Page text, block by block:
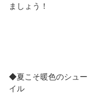
ましょう！
◆夏こそ暖色のシュ
イル